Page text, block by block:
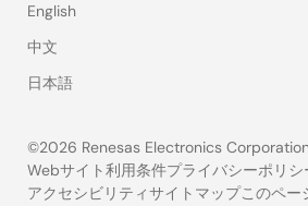
English
中文
日本語
©2026 Renesas Electronics
Webサイト利用条件プライバシーポリシ
アクセシビリティサイトマップこのペー